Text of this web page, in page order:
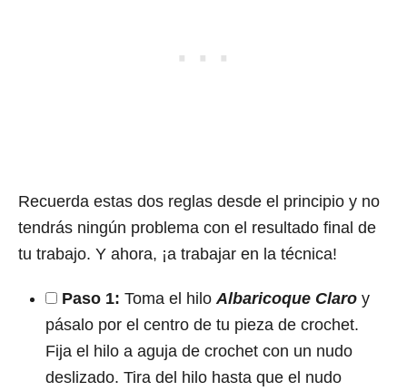
Recuerda estas dos reglas desde el principio y no
tendrás ningún problema con el resultado final de
tu trabajo. Y ahora, ¡a trabajar en la técnica!
Paso 1: Toma el hilo Albaricoque Claro y
pásalo por el centro de tu pieza de crochet.
Fija el hilo a aguja de crochet con un nudo
deslizado. Tira del hilo hasta que el nudo